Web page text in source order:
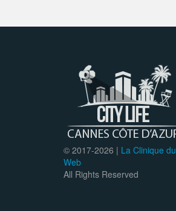
© 2017-2026 | La Clinique du
Web
All Rights Reserved